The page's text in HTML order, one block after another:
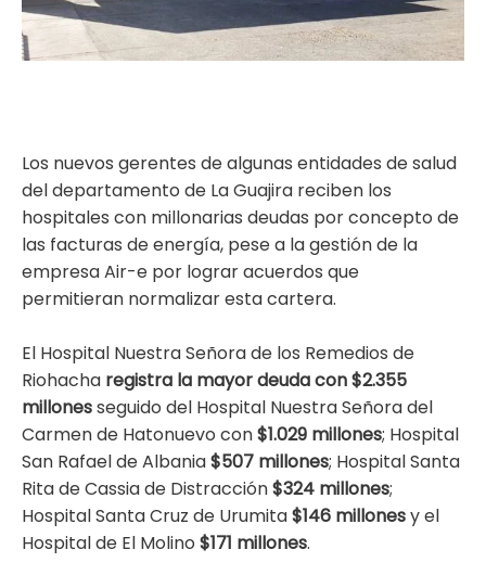
Los nuevos gerentes de algunas entidades de salud
del departamento de La Guajira reciben los
hospitales con millonarias deudas por concepto de
las facturas de energía, pese a la gestión de la
empresa Air-e por lograr acuerdos que
permitieran normalizar esta cartera.
El Hospital Nuestra Señora de los Remedios de
Riohacha registra la mayor deuda con $2.355
millonesseguido del Hospital Nuestra Señora del
Carmen de Hatonuevo con$1.029 millones; Hospital
San Rafael de Albania$507 millones; Hospital Santa
Rita de Cassia de Distracción$324 millones;
Hospital Santa Cruz de Urumita$146 millonesy el
Hospital de El Molino $171 millones.